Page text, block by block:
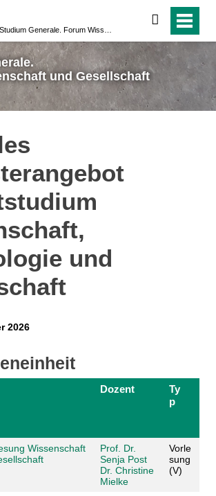
suchen
und Gesellschaft
und
2026
Dozent
Ty
p
Wissenschaft
Prof. Dr.
Senja Post
Dr. Christine
Mielke
Vorle
sung
(V)